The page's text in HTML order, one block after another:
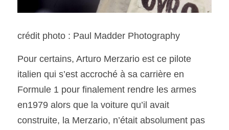
crédit photo : Paul Madder Photography
Pour certains, Arturo Merzario est ce pilote
italien qui s’est accroché à sa carrière en
Formule 1 pour finalement rendre les armes
en1979 alors que la voiture qu’il avait
construite, la Merzario, n’était absolument pas